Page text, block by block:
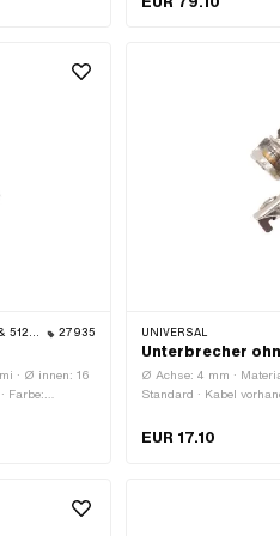
27935
· Ø innen: 16
Farbe:
UNIVERSAL
Unterbrecher
Ø Achse: 4 mm ·
Standard · Kabel
EUR 17.10